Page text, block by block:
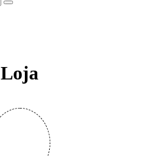
Loja